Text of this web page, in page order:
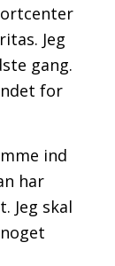
Jeg
gang.
for
ind
har
Jeg skal